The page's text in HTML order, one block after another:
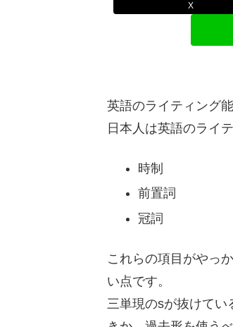
X
英語のライティング
日本人は英語のライ
時制
前置詞
冠詞
これらの項目がやっ
い点です。
三単現のsが抜けてい